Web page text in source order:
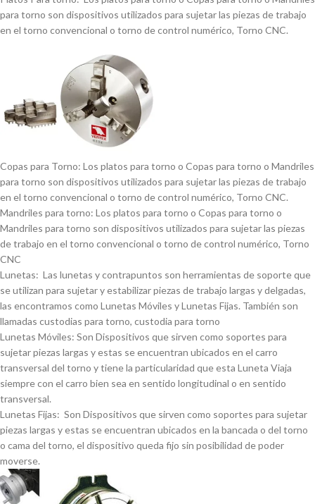
para torno son dispositivos utilizados para sujetar las piezas de trabajo
en el torno convencional o torno de control numérico, Torno CNC.
Copas para Torno: Los platos para torno o Copas para torno o Mandriles
para torno son dispositivos utilizados para sujetar las piezas de trabajo
en el torno convencional o torno de control numérico, Torno CNC.
Mandriles para torno: Los platos para torno o Copas para torno o
Mandriles para torno son dispositivos utilizados para sujetar las piezas
de trabajo en el torno convencional o torno de control numérico, Torno
CNC
Lunetas: Las lunetas y contrapuntos son herramientas de soporte que
se utilizan para sujetar y estabilizar piezas de trabajo largas y delgadas,
las encontramos como Lunetas Móviles y Lunetas Fijas. También son
llamadas custodias para torno, custodia para torno
Lunetas Móviles: Son Dispositivos que sirven como soportes para
sujetar piezas largas y estas se encuentran ubicados en el carro
transversal del torno y tiene la particularidad que esta Luneta Viaja
siempre con el carro bien sea en sentido longitudinal o en sentido
transversal.
Lunetas Fijas: Son Dispositivos que sirven como soportes para sujetar
piezas largas y estas se encuentran ubicados en la bancada o del torno
o cama del torno, el dispositivo queda fijo sin posibilidad de poder
moverse.